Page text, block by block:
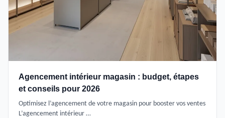
Agencement intérieur magasin : budget, étapes
et conseils pour 2026
Optimisez l’agencement de votre magasin pour booster vos ventes
L’agencement intérieur …